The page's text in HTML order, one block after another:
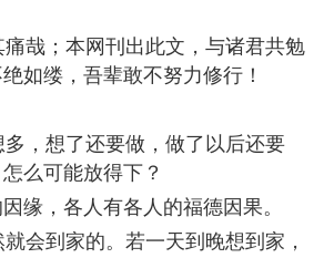
哉；本网刊出此文，与诸君共勉
如缕，吾辈敢不努力修行！
，想了还要做，做了以后还要
么可能放得下？
，各人有各人的福德因果。
会到家的。若一天到晚想到家，